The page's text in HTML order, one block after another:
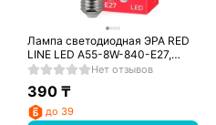
Лампа светодиодная ЭРА RED
LINE LED A55-8W-840-E27,
нейтральныйНет отзывов
390 ₸
до 39